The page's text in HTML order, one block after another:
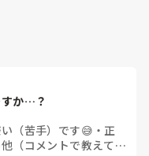
か…？
（苦手）です😅 ・ 正
（コメントで教えてく